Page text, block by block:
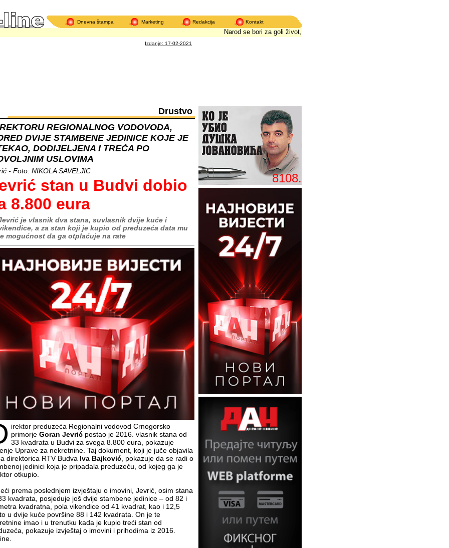
Dnevna štampa Marketing Redakcija Kontakt
Narod se bori za goli život, političari za fotelje
Izdanje: 17-02-2021
Drustvo
REGIONALNOG VODOVODA,
DVIJE STAMBENE JEDINICE KOJE JE
DODIJELJENA I TREĆA PO
USLOVIMA
- Foto: NIKOLA SAVELJIC
stan u Budvi dobio
8.800 eura
je vlasnik dva stana, suvlasnik dvije kuće i
a za stan koji je kupio od preduzeća data mu
mogućnost da ga otplaćuje na rate
irektor preduzeća Regionalni vodovod Crnogorsko
primorjeGoran Jevrić postao je 2016. vlasnik stana od
33 kvadrata u Budvi za svega 8.800 eura, pokazuje
Uprave za nekretnine. Taj dokument, koji je juče objavila
direktorica RTV Budva Iva Bajković , pokazuje da se radi o
jedinici koja je pripadala preduzeću, od kojeg ga je
otkupio.
prema poslednjem izvještaju o imovini, Jevrić, osim stana
kvadrata, posjeduje još dvije stambene jedinice – od 82 i
kvadratna, pola vikendice od 41 kvadrat, kao i 12,5
u dvije kuće površine 88 i 142 kvadrata. On je te
imao i u trenutku kada je kupio treći stan od
pokazuje izvještaj o imovini i prihodima iz 2016.
8108.